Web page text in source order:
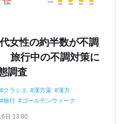
女性の約半数が不調
旅行中の不調対策に
調査
クラシエ 漢方薬
漢方
旅行 ゴールデンウィーク
日 13:00